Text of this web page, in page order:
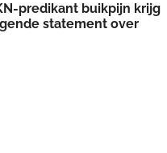
predikant buikpijn krijg
statement over